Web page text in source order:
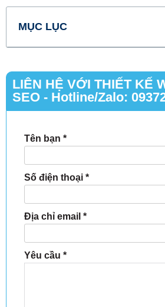
MỤC LỤC
LIÊN HỆ VỚI THIẾT KẾ
SEO - Hotline/Zalo:
Tên bạn *
Số điện thoại *
Địa chỉ email *
Yêu cầu *